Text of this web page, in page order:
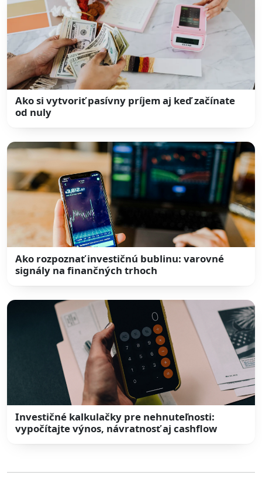
Ako si vytvoriť pasívny príjem aj keď začínate
od nuly
Ako rozpoznať investičnú bublinu: varovné
signály na finančných trhoch
Investičné kalkulačky pre nehnuteľnosti:
vypočítajte výnos, návratnosť aj cashflow